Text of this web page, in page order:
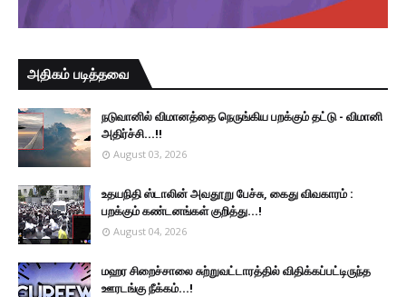
அதிகம் படித்தவை
நடுவானில் விமானத்தை நெருங்கிய பறக்கும் தட்டு - விமானி
அதிர்ச்சி...!!
August 03, 2026
உதயநிதி ஸ்டாலின் அவதூறு பேச்சு, கைது விவகாரம் :
பறக்கும் கண்டனங்கள் குறித்து...!
August 04, 2026
மஹர சிறைச்சாலை சுற்றுவட்டாரத்தில் விதிக்கப்பட்டிருந்த
ஊரடங்கு நீக்கம்...!